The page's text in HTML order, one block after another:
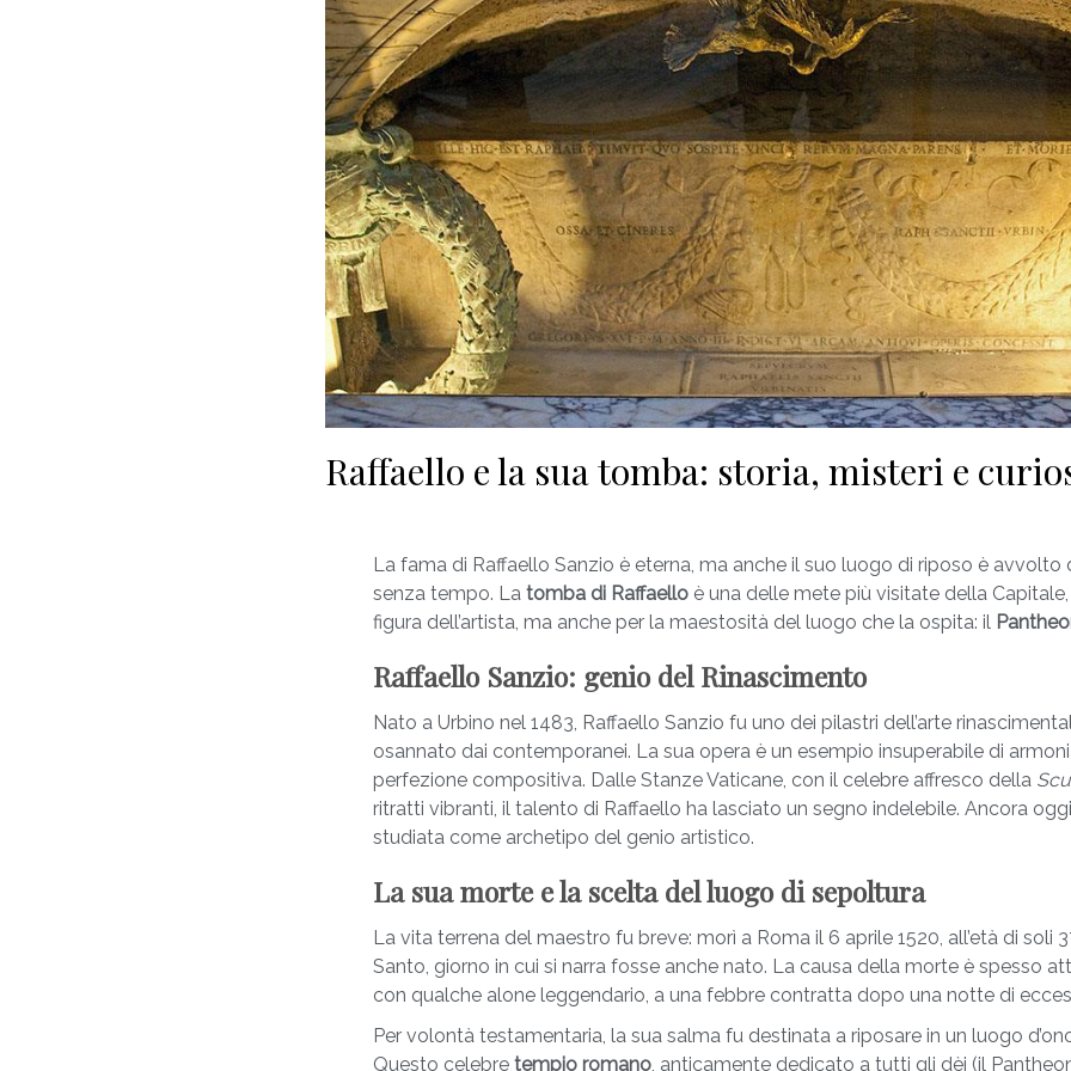
Raffaello e la sua tomba: storia, misteri e
La fama di Raffaello Sanzio è eterna, ma anche il suo luogo di riposo è avvolto
senza tempo. La tomba di Raffaello è una delle mete più visitate della
figura dell’artista, ma anche per la maestosità del luogo che la ospita: il
Raffaello Sanzio: genio del Rinascimento
Nato a Urbino nel 1483, Raffaello Sanzio fu uno dei pilastri dell’arte
osannato dai contemporanei. La sua opera è un esempio insuperabile di
perfezione compositiva. Dalle Stanze Vaticane, con il celebre affresco della
ritratti vibranti, il talento di Raffaello ha lasciato un segno indelebile. Ancora
studiata come archetipo del genio artistico.
La sua morte e la scelta del luogo di sepoltura
La vita terrena del maestro fu breve: morì a Roma il 6 aprile 1520, all’età di soli
Santo, giorno in cui si narra fosse anche nato. La causa della morte è spesso
con qualche alone leggendario, a una febbre contratta dopo una notte di
Per volontà testamentaria, la sua salma fu destinata a riposare in un luogo
Questo celebre tempio romano , anticamente dedicato a tutti gli dèi (il